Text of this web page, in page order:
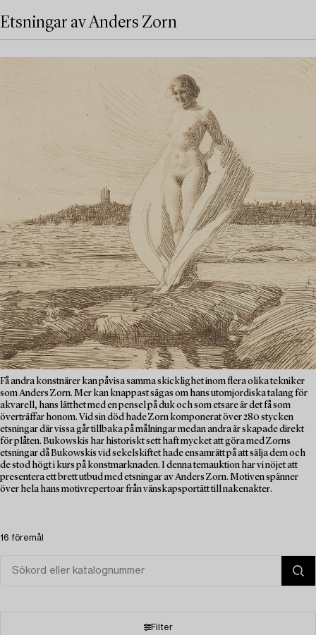
Etsningar av Anders Zorn
Få andra konstnärer kan påvisa samma skicklighet inom flera olika tekniker
som Anders Zorn. Mer kan knappast sägas om hans utomjordiska talang för
akvarell, hans lätthet med en pensel på duk och som etsare är det få som
överträffar honom. Vid sin död hade Zorn komponerat över 280 stycken
etsningar där vissa går tillbaka på målningar medan andra är skapade direkt
för plåten. Bukowskis har historiskt sett haft mycket att göra med Zorns
etsningar då Bukowskis vid sekelskiftet hade ensamrätt på att sälja dem och
de stod högt i kurs på konstmarknaden. I denna temauktion har vi nöjet att
presentera ett brett utbud med etsningar av Anders Zorn. Motiven spänner
över hela hans motivrepertoar från vänskapsportätt till nakenakter.
16 föremål
Filter